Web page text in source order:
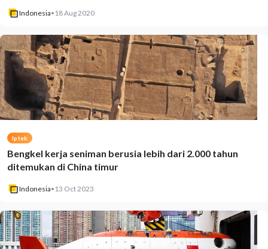
Indonesia• 18 Aug 2020
Iptek
Bengkel kerja seniman berusia lebih dari 2.000 tahun
ditemukan di China timur
Indonesia• 13 Oct 2023